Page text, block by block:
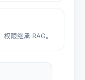
限继承 RAG。